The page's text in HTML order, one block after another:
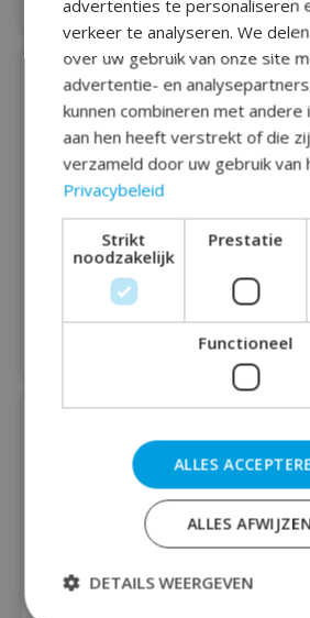
Ballonnen 12 inch per
8 pastel UNICORN
advertenties te personaliseren
verkeer te analyseren. We
over uw gebruik van onze site
advertentie- en
kunnen combineren met andere
aan hen heeft verstrekt of die
verzameld door uw gebruik van
Privacybeleid
Strikt
noodzakelijk
Prestatie
Functioneel
ALLES
ALLES
DETAILS WEERGEVEN